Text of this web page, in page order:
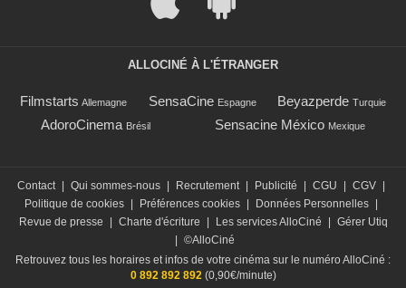
ALLOCINÉ À L'ÉTRANGER
Filmstarts Allemagne SensaCine Espagne Beyazperde Turquie
AdoroCinema Brésil Sensacine México Mexique
Contact Qui sommes-nous Recrutement Publicité CGU CGV
Politique de cookies
Préférences cookies Données Personnelles
Revue de presse
Charte d'écriture Les services AlloCiné
Gérer Utiq
©AlloCiné
Retrouvez tous les horaires et infos de votre cinéma sur le numéro AlloCiné :
0 892 892 892(0,90€/minute)